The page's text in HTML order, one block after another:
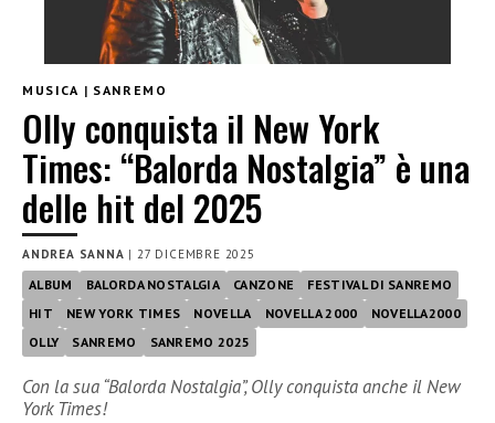
MUSICA | SANREMO
Olly conquista il New York
Times: “Balorda Nostalgia” è una
delle hit del 2025
ANDREA SANNA |27 DICEMBRE 2025
ALBUM BALORDA NOSTALGIA CANZONE
FESTIVAL DI SANREMO
HIT
NEW YORK TIMES NOVELLA NOVELLA 2000
NOVELLA2000
OLLY
SANREMO SANREMO 2025
Con la sua “Balorda Nostalgia”, Olly conquista anche il New
York Times!